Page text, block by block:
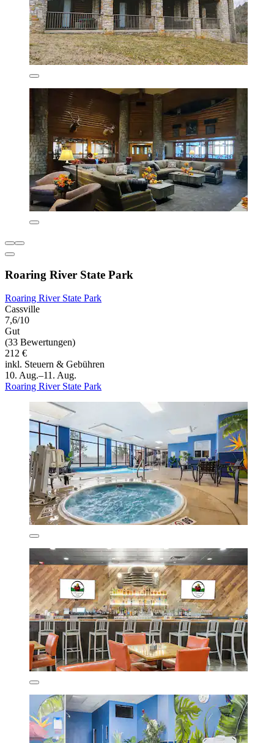
Roaring River State Park
Roaring River State Park
Cassville
7,6/10
Gut
(33 Bewertungen)
212 €
inkl. Steuern & Gebühren
10. Aug.–11. Aug.
Roaring River State Park